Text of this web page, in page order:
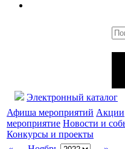
Электронный каталог
Афиша мероприятий Акции
мероприятие Новости и
Конкурсы и проекты